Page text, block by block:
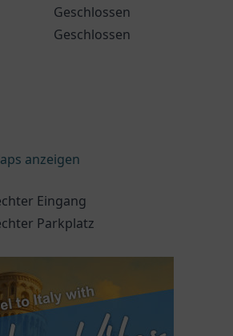
Geschlossen
Geschlossen
anzeigen
Eingang
Parkplatz